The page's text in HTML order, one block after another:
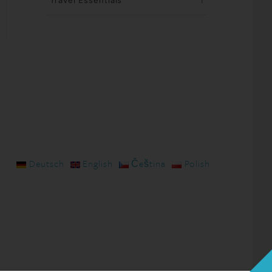
Deutsch English Čeština Polish